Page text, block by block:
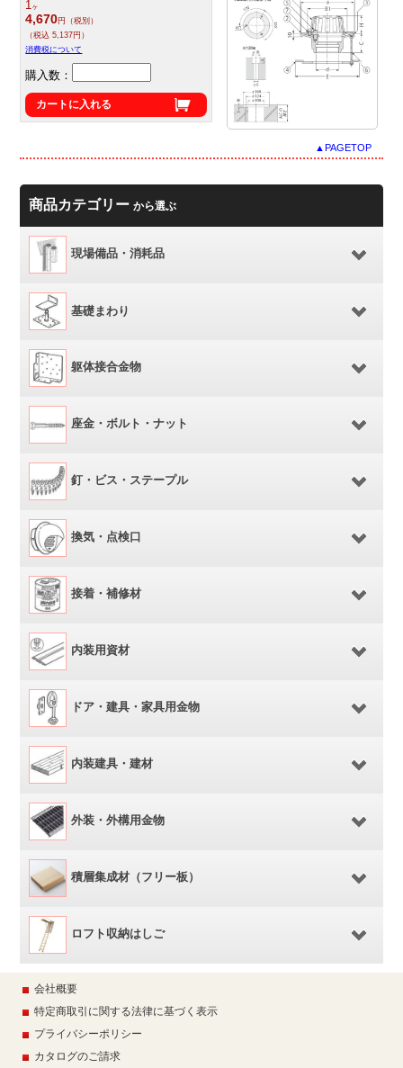
1 ヶ
4,670円（税別）
（税込 5,137円）
消費税について
購入数：
カートに入れる
▲PAGETOP
商品カテゴリーから選ぶ
現場備品・消耗品
基礎まわり
躯体接合金物
座金・ボルト・ナット
釘・ビス・ステープル
換気・点検口
接着・補修材
内装用資材
ドア・建具・家具用金物
内装建具・建材
外装・外構用金物
積層集成材（フリー板）
ロフト収納はしご
会社概要
特定商取引に関する法律に基づく表示
プライバシーポリシー
カタログのご請求